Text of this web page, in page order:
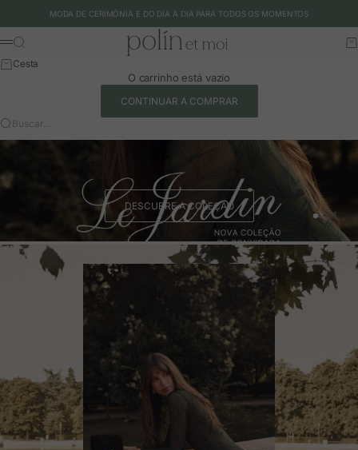
MODA DE CERIMÓNIA E DO DIA A DIA PARA TODOS OS MOMENTOS
Polín et moi - EU
Menu
Buscar
Cesta
O carrinho está vazio
CONTINUAR A COMPRAR
Buscar…
DESCUBRE A COLEÇÃO
Ir para o
Ir para